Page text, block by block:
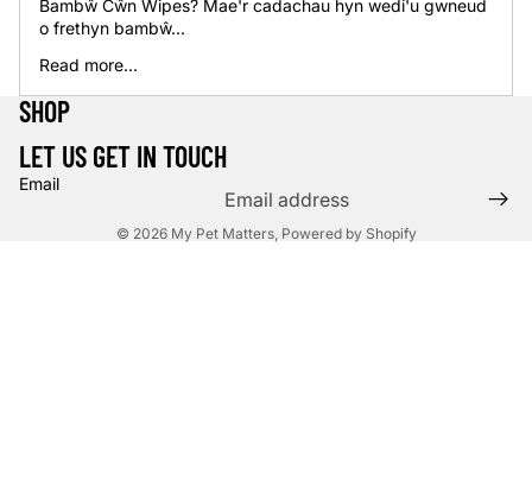
Bambŵ Cŵn Wipes? Mae'r cadachau hyn wedi'u gwneud
o frethyn bambŵ...
Read more...
SHOP
LET US GET IN TOUCH
Email
© 2026 My Pet Matters, Powered by Shopify